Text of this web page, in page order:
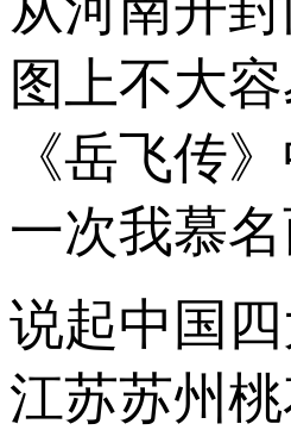
图上不大
《岳飞传
一次我慕
说起中国
江苏苏州